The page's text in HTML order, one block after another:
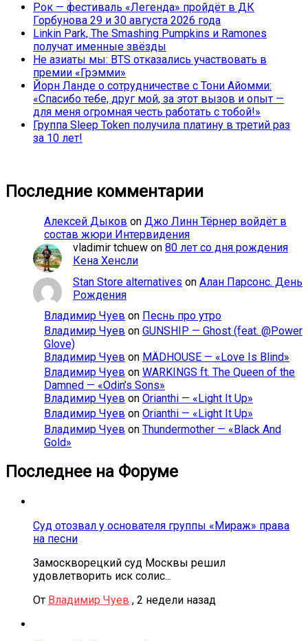
Рок — фестиваль «Легенда» пройдёт в ДК
Горбунова 29 и 30 августа 2026 года
Linkin Park, The Smashing Pumpkins и Ramones
получат именные звёзды
Не азиаты мы: BTS отказались участвовать в
премии «Грэмми»
Йорн Ланде о сотрудничестве с Тони Айомми:
«Спасибо тебе, друг мой, за этот вызов и опыт —
для меня огромная честь работать с тобой!»
Группа Sleep Token получила платину в третий раз
за 10 лет!
Последние комментарии
Алексей Дыков on Джо Линн Тёрнер войдёт в
состав жюри Интервидения
vladimir tchuew on 80 лет со дня рождения
Кена Хенсли
Stan Store alternatives on Алан Парсонс. День
Рождения
Владимир Чуев on Песнь про утро
Владимир Чуев on GUNSHIP — Ghost (feat. @Power
Glove)
Владимир Чуев on MÄDHOUSE — «Love Is Blind»
Владимир Чуев on WARKINGS ft. The Queen of the
Damned — «Odin’s Sons»
Владимир Чуев on Orianthi — «Light It Up»
Владимир Чуев on Orianthi — «Light It Up»
Владимир Чуев on Thundermother — «Black And
Gold»
Последнее на Форуме
Суд отозвал у основателя группы «Мираж» права
на песни
Замоскворецкий суд Москвы решил
удовлетворить иск солис...
От Владимир Чуев , 2 недели назад